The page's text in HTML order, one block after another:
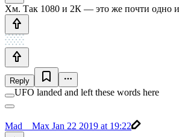
Хм. Так 1080 и 2К — это же почти одно
Reply
UFO landed and left these words here
Mad__Max Jan 22 2019 at 19:22